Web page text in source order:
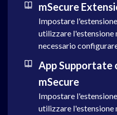
mSecure
Impostare
utilizzare l'estensione
necessario
App Supportate
mSecure
Impostare
utilizzare l'estensione